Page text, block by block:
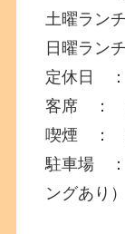
土曜ラ
日曜ラ
定休日
客席 ：
喫煙 ：
駐車場
ングあり）